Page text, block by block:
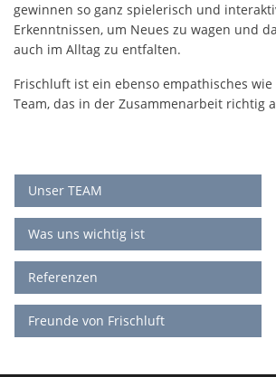
gewinnen so ganz spielerisch und
Erkenntnissen, um Neues zu wagen und
auch im Alltag zu entfalten.
Frischluft ist ein ebenso empathisches wie
Team, das in der Zusammenarbeit richtig
Unser TEAM
Was uns wichtig ist
Referenzen
Freunde von Frischluft